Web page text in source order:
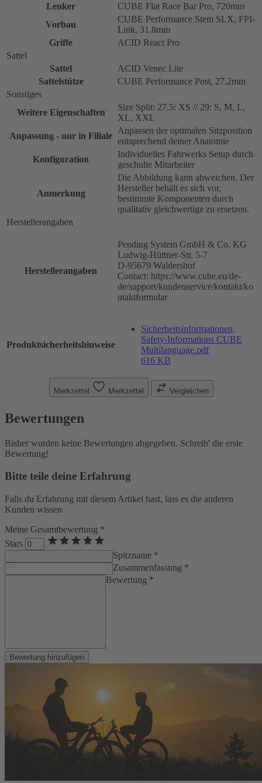
Lenker
CUBE Flat Race Bar Pro, 720mm
Vorbau
CUBE Performance Stem SLX, FPI-
Link, 31.8mm
Griffe
ACID React Pro
Sattel
Sattel
ACID Venec Lite
Sattelstütze
CUBE Performance Post, 27.2mm
Sonstiges
Weitere Eigenschaften
Size Split: 27.5: XS // 29: S, M, L,
XL, XXL
Anpassung - nur in Filiale
Anpassen der optimalen Sitzposition
entsprechend deiner Anatomie
Konfiguration
Individuelles Fahrwerks Setup durch
geschulte Mitarbeiter
Anmerkung
Die Abbildung kann abweichen. Der
Hersteller behält es sich vor,
bestimmte Komponenten durch
qualitativ gleichwertige zu ersetzen.
Herstellerangaben
Herstellerangaben
Pending System GmbH & Co. KG
Ludwig-Hüttner-Str. 5-7
D-95679 Waldershof
Contact: https://www.cube.eu/de-
de/support/kundenservice/kontakt/ko
ntaktformular
Produktsicherheitshinweise
Sicherheitsinformationen,
Safety-Informations CUBE
Multilanguage.pdf
616 KB
Merkzettel Merkzettel Vergleichen
Bewertungen
Bisher wurden keine Bewertungen abgegeben. Schreib' die erste
Bewertung!
Bitte teile deine Erfahrung
Falls du Erfahrung mit diesem Artikel hast, lass es die anderen
Kunden wissen
Meine Gesamtbewertung *
Stars
Spitzname *
Zusammenfassung *
Bewertung *
Bewertung hinzufügen